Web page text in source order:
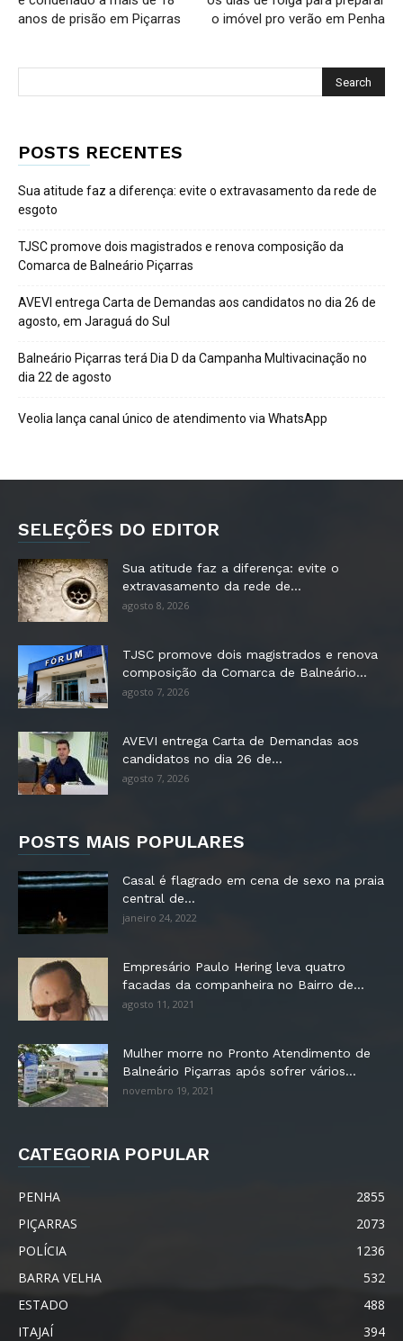
anos de prisão em Piçarras
o imóvel pro verão em Penha
POSTS RECENTES
Sua atitude faz a diferença: evite o extravasamento da rede de
esgoto
TJSC promove dois magistrados e renova composição da
Comarca de Balneário Piçarras
AVEVI entrega Carta de Demandas aos candidatos no dia 26 de
agosto, em Jaraguá do Sul
Balneário Piçarras terá Dia D da Campanha Multivacinação no
dia 22 de agosto
Veolia lança canal único de atendimento via WhatsApp
SELEÇÕES DO EDITOR
Sua atitude faz a diferença: evite o
extravasamento da rede de...
agosto 8, 2026
TJSC promove dois magistrados e renova
composição da Comarca de Balneário...
agosto 7, 2026
AVEVI entrega Carta de Demandas aos
candidatos no dia 26 de...
agosto 7, 2026
POSTS MAIS POPULARES
Casal é flagrado em cena de sexo na praia
central de...
janeiro 24, 2022
Empresário Paulo Hering leva quatro
facadas da companheira no Bairro de...
agosto 11, 2021
Mulher morre no Pronto Atendimento de
Balneário Piçarras após sofrer vários...
novembro 19, 2021
CATEGORIA POPULAR
PENHA
2855
PIÇARRAS
2073
POLÍCIA
1236
BARRA VELHA
532
ESTADO
488
ITAJAÍ
394